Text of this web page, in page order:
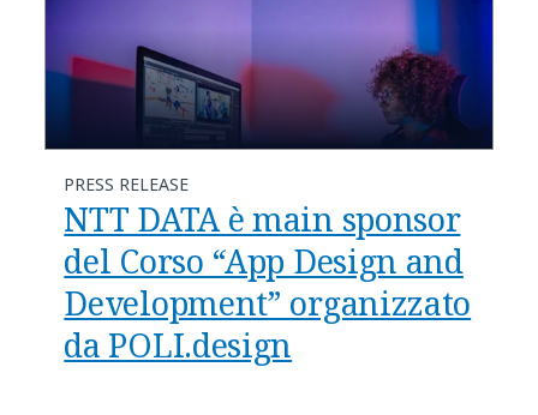
PRESS RELEASE
NTT DATA è main sponsor
del Corso “App Design and
Development” organizzato
da POLI.design